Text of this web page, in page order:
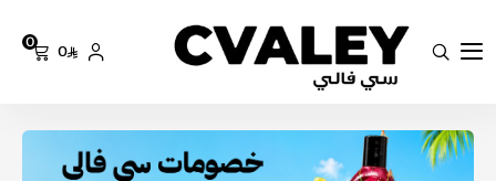
سي فالي
0
0